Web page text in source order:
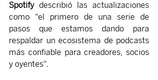
Spotify describió las actualizaciones
como "el primero de una serie de
pasos que estamos dando para
respaldar un ecosistema de podcasts
más confiable para creadores, socios
y oyentes".